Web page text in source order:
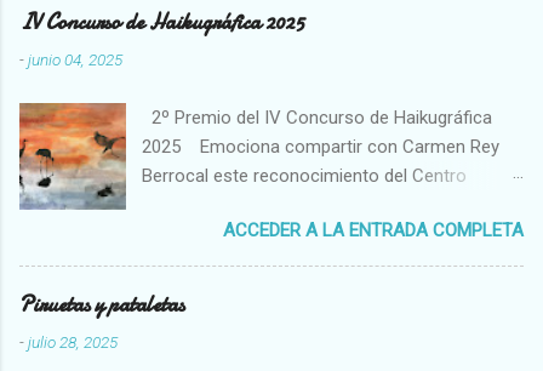
c
a
r
n
c
o
m
e
n
r
o
IV Concurso de Haikugráfica 2025
-junio 04, 2025
2º Premio del IV Concurso de Haikugráfica
2025 Emociona compartir con Carmen Rey
Berrocal este reconocimiento del Centro
Salamanca. El haiku es un poema breve de
tradición japonesa que capta un momento
fugaz en conexión con la naturaleza. Me atrae
ACCEDER A LA ENTRADA COMPLETA
Piruetas y pataletas
-julio 28, 2025